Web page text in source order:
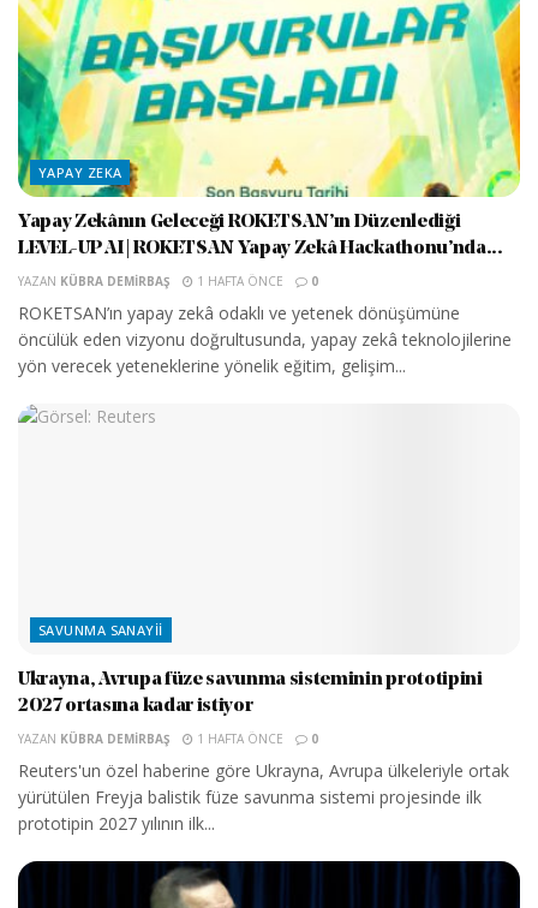
YAPAY ZEKA
Yapay Zekânın Geleceği ROKETSAN’ın Düzenlediği
LEVEL-UP AI | ROKETSAN Yapay Zekâ Hackathonu’nda...
YAZAN KÜBRA DEMIRBAŞ 1 HAFTA ÖNCE 0
ROKETSAN’ın yapay zekâ odaklı ve yetenek dönüşümüne
öncülük eden vizyonu doğrultusunda, yapay zekâ teknolojilerine
yön verecek yeteneklerine yönelik eğitim, gelişim...
SAVUNMA SANAYII
Ukrayna, Avrupa füze savunma sisteminin prototipini
2027 ortasına kadar istiyor
YAZAN KÜBRA DEMIRBAŞ 1 HAFTA ÖNCE 0
Reuters'un özel haberine göre Ukrayna, Avrupa ülkeleriyle ortak
yürütülen Freyja balistik füze savunma sistemi projesinde ilk
prototipin 2027 yılının ilk...